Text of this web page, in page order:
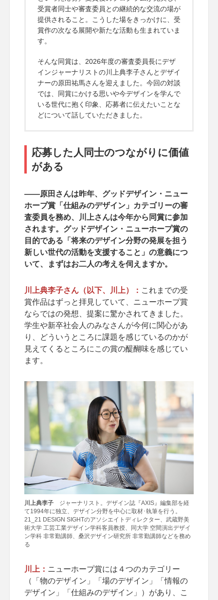
受賞者同士や審査委員との継続的な交流の場が
提供されること。こうした場をきっかけに、受
賞作の次なる展開や新たな活動も生まれていま
す。
そんな同賞は、2026年度の審査委員長にデザ
インジャーナリストの川上典李子さんとデザイ
ナーの原田祐馬さんを迎えました。今回の対談
では、同賞にかける思いや今デザインを学んで
いる世代に抱く印象、応募者に伝えたいことな
どについて話していただきました。
応募した人同士のつながりに価値
がある
――原田さんは昨年、グッドデザイン・ニュー
ホープ賞「仕組みのデザイン」カテゴリーの審
査委員を務め、川上さんは今年から同賞に参加
されます。グッドデザイン・ニューホープ賞の
目的である「将来のデザイン分野の発展を担う
新しい世代の活動を支援すること」の意義につ
いて、まずはお二人の考えを伺えますか。
川上典李子さん（以下、川上）： これまでの受
賞作品はずっと拝見していて、ニューホープ賞
ならではの発想、提案に驚かされてきました。
学生や新卒社会人のみなさんが今何に関心があ
り、どういうところに課題を感じているのかが
見えてくるところにこの賞の醍醐味を感じてい
ます。
川上典李子 ジャーナリスト。デザイン誌『AXIS』編集部を経
て1994年に独立、デザイン分野を中心に取材･執筆を行う。
21_21 DESIGN SIGHTのアソシエイトディレクター、武蔵野美
術大学 工芸工業デザイン学科客員教授、同大学 空間演出デザイ
ン学科 非常勤講師、桑沢デザイン研究所 非常勤講師などを務め
る
川上： ニューホープ賞には４つのカテゴリー
（「物のデザイン」「場のデザイン」「情報の
デザイン」「仕組みのデザイン」）があり、こ